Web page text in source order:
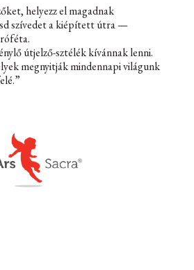
helyezz el magadnak
szívedet a kiépített útra —
útjelző-sztélék kívánnak lenni.
megnyitják mindennapi világunk